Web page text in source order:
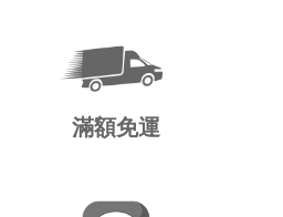
滿額免運